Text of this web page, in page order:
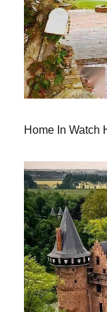
Home In Watch